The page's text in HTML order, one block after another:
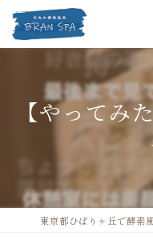
【やってみ